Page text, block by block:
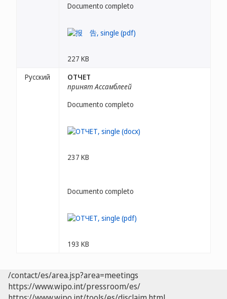
Documento completo
227 KB
Русский
ОТЧЕТ
принят Ассамблеей
Documento completo
237 KB
Documento completo
193 KB
/contact/es/area.jsp?area=meetings
https://www.wipo.int/pressroom/es/